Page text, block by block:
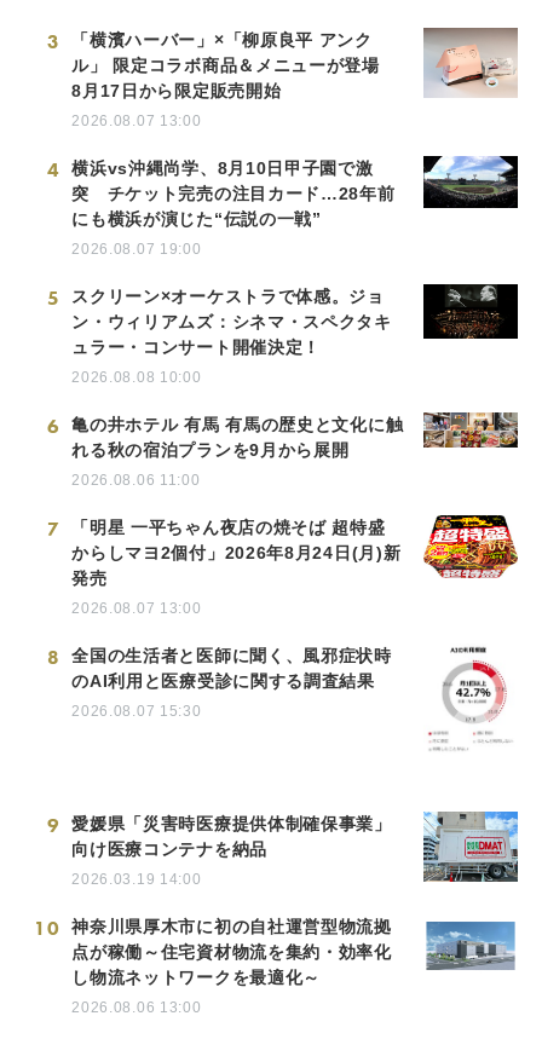
3
「横濱ハーバー」×「柳原良平 アンク
ル」 限定コラボ商品＆メニューが登場
8月17日から限定販売開始
2026.08.07 13:00
4
横浜vs沖縄尚学、8月10日甲子園で激
突 チケット完売の注目カード…28年前
にも横浜が演じた“伝説の一戦”
2026.08.07 19:00
5
スクリーン×オーケストラで体感。ジョ
ン・ウィリアムズ：シネマ・スペクタキ
ュラー・コンサート開催決定！
2026.08.08 10:00
6
亀の井ホテル 有馬 有馬の歴史と文化に触
れる秋の宿泊プランを9月から展開
2026.08.06 11:00
7
「明星 一平ちゃん夜店の焼そば 超特盛
からしマヨ2個付」2026年8月24日(月)新
発売
2026.08.07 13:00
8
全国の生活者と医師に聞く、風邪症状時
のAI利用と医療受診に関する調査結果
2026.08.07 15:30
9
愛媛県「災害時医療提供体制確保事業」
向け医療コンテナを納品
2026.03.19 14:00
10
神奈川県厚木市に初の自社運営型物流拠
点が稼働～住宅資材物流を集約・効率化
し物流ネットワークを最適化～
2026.08.06 13:00